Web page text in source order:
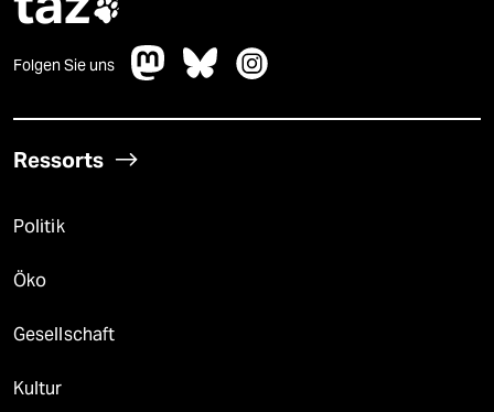

Folgen Sie uns
Ressorts
Politik
Öko
Gesellschaft
Kultur